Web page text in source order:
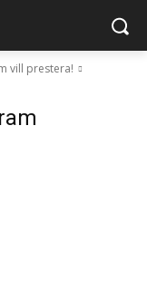
vill prestera!